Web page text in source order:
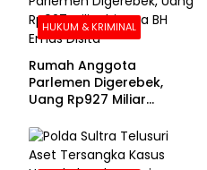
HUKUM & KRIMINAL
Rumah Anggota
Parlemen Digerebek,
Uang Rp927 Miliar